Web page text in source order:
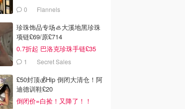
0 Flannels
珍珠饰品专场🦪大溪地黑珍珠
项链£69/原£714
0.7折起 巴洛克珍珠手链£35
1 Secret Sales
£50封顶💰Hip 倒闭大清仓！阿
迪德训鞋£20
倒闭价=白捡！又降了！！